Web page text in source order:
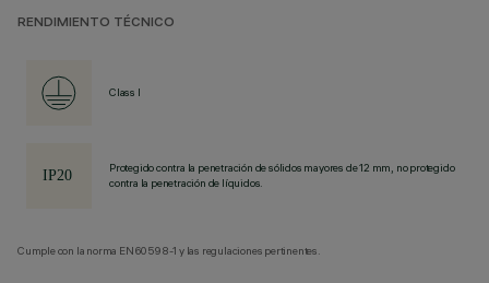
RENDIMIENTO TÉCNICO
Class I
Protegido contra la penetración de sólidos mayores de 12 mm, no protegido
contra la penetración de líquidos.
Cumple con la norma EN60598-1 y las regulaciones pertinentes.